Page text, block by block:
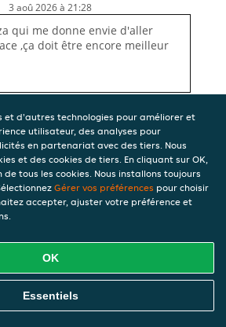
3 aoû 2026 à 21:28
qui me donne envie d'aller
,ça doit être encore meilleur
et d'autres technologies pour améliorer et
utilisateur, des analyses pour
en partenariat avec des tiers. Nous
et des cookies de tiers. En cliquant sur OK,
tous les cookies. Nous installons toujours
Gérer vos préférences pour choisir
accepter, ajuster votre préférence et
OK
Essentiels